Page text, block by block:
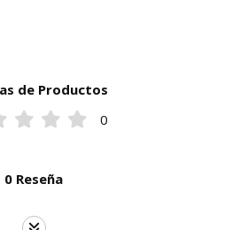
de Productos
0
0 Reseña